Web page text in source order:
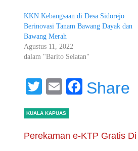
KKN Kebangsaan di Desa Sidorejo
Berinovasi Tanam Bawang Dayak dan
Bawang Merah
Agustus 11, 2022
dalam "Barito Selatan"
Twitter
EmailShare
KUALA KAPUAS
Perekaman e-KTP Gratis